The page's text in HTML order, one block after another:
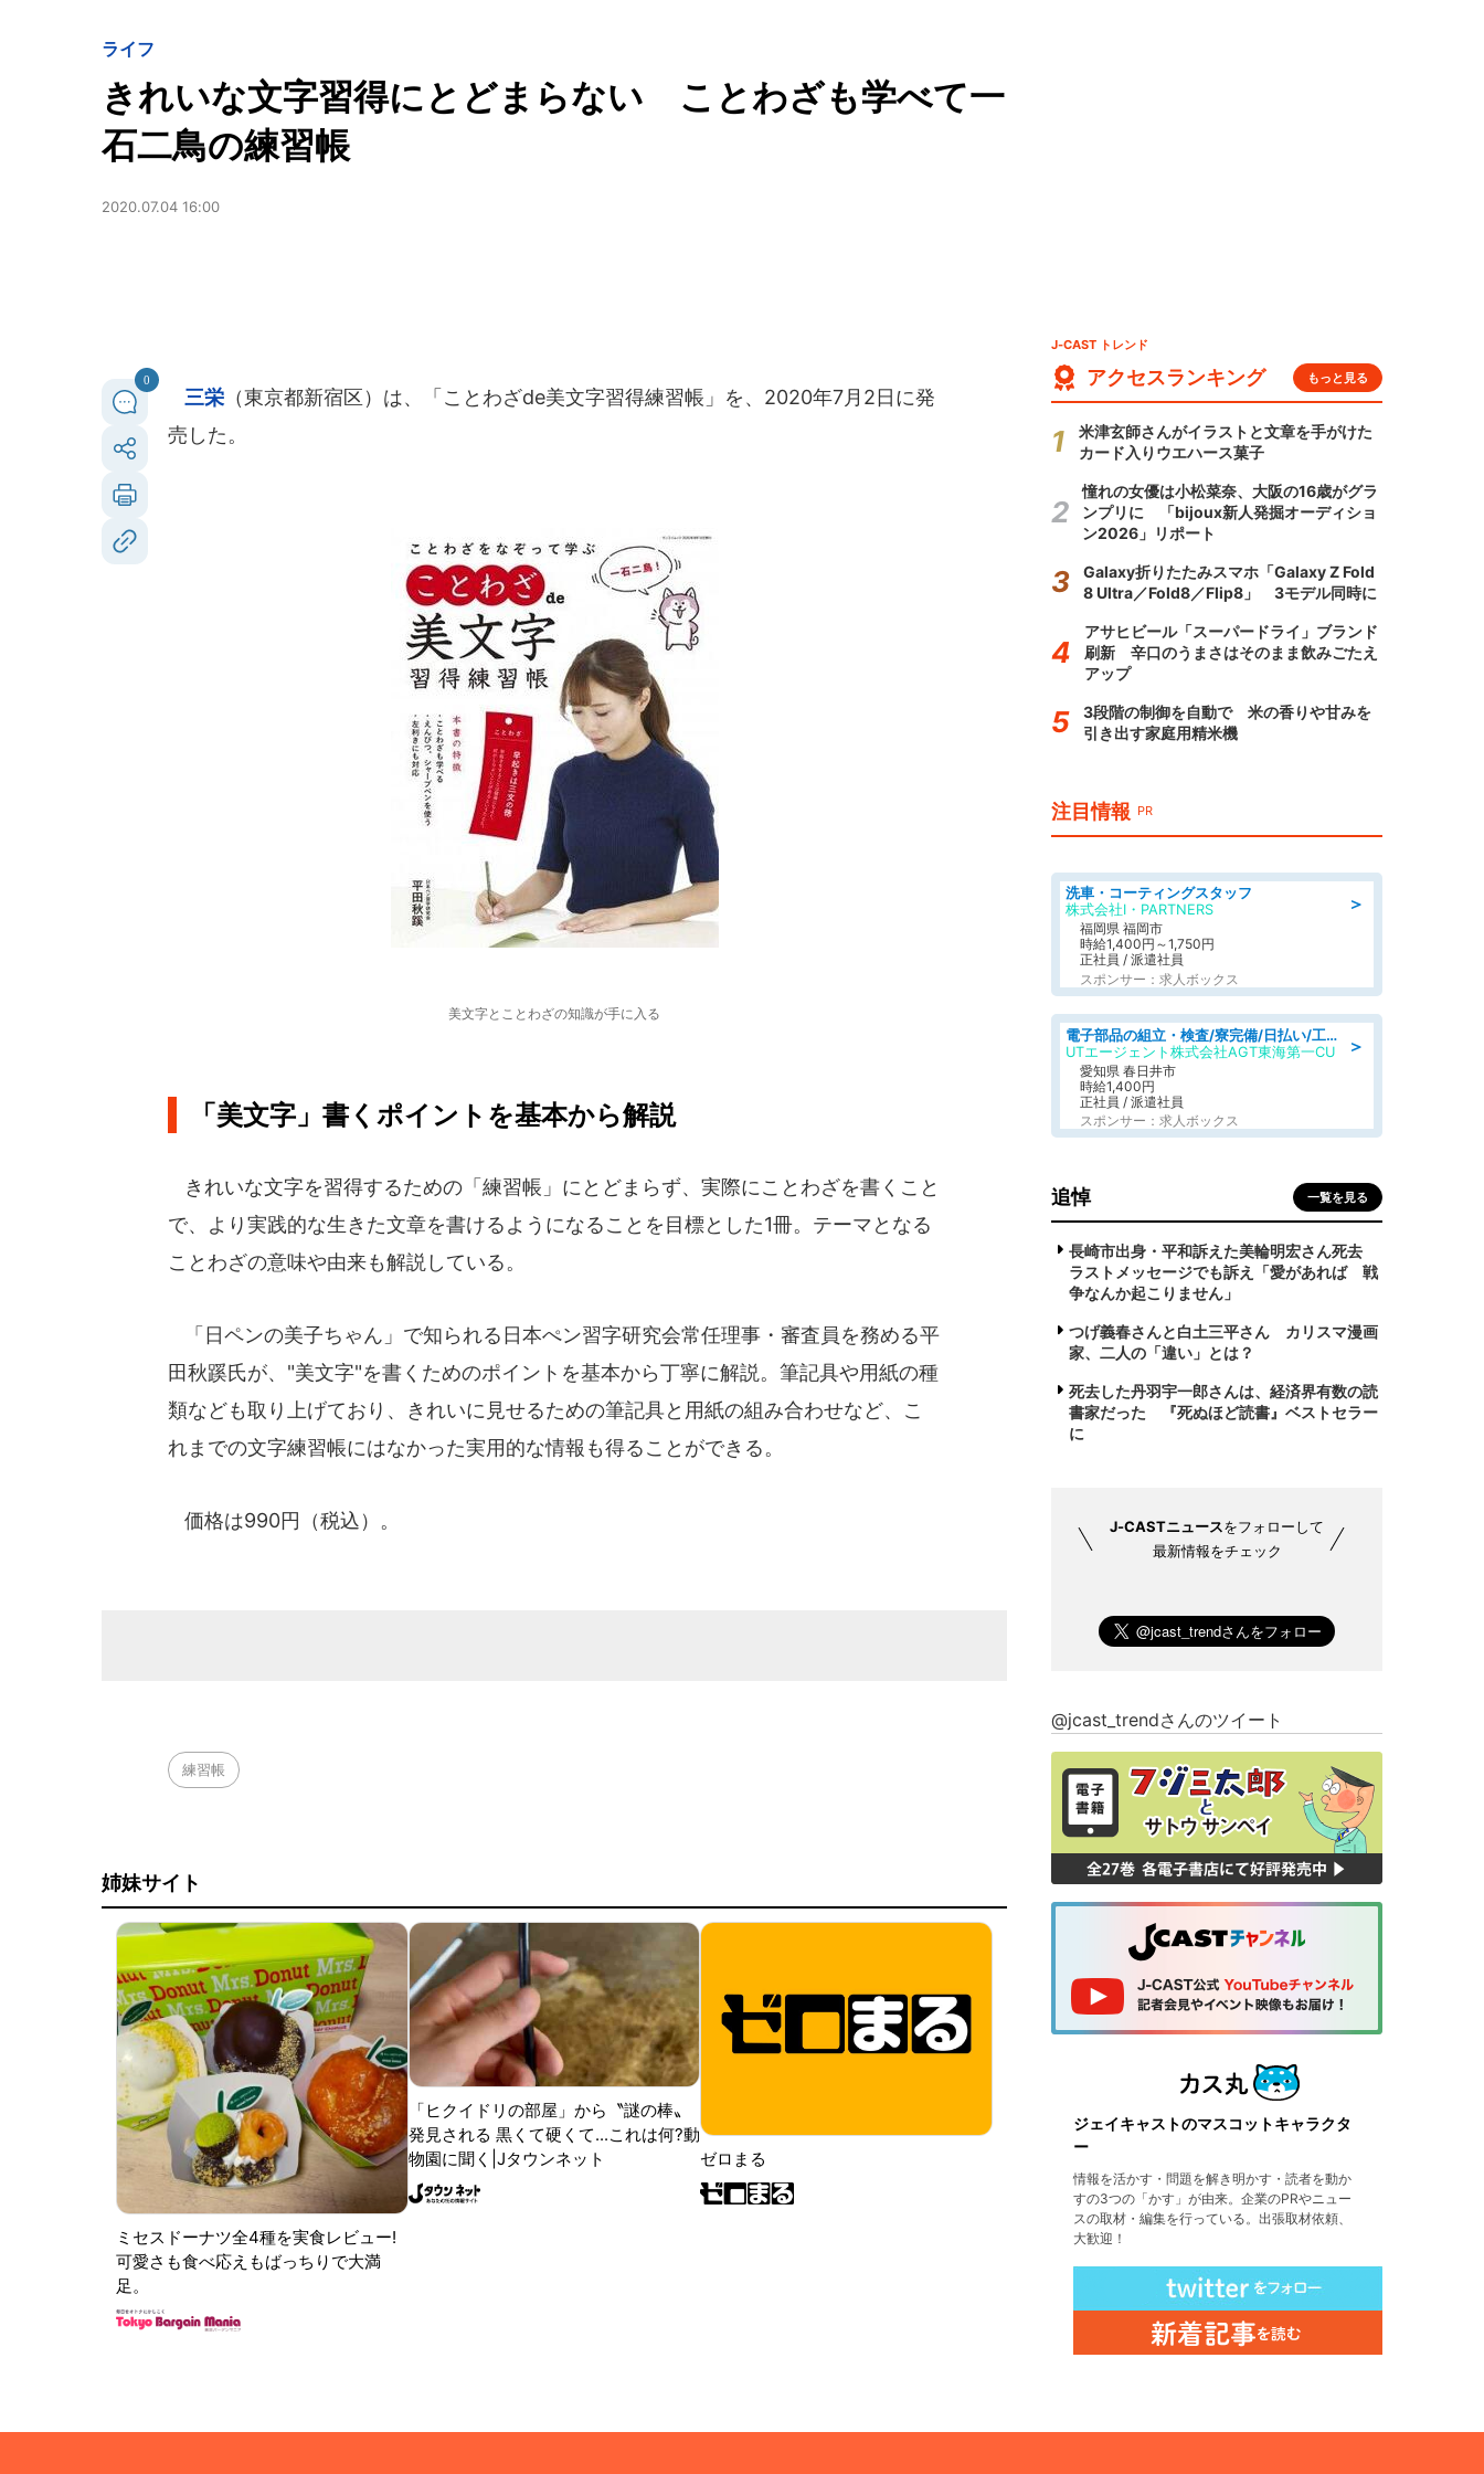
ライフ
きれいな文字習得にとどまらない ことわざも学べて一
石二鳥の練習帳
2020.07.04 16:00
0
三栄 （東京都新宿区）は、「ことわざde美文字習得練習帳」を、2020年7月2日に発
売した。
美文字とことわざの知識が手に入る
「美文字」書くポイントを基本から解説
きれいな文字を習得するための「練習帳」にとどまらず、実際にことわざを書くこと
で、より実践的な生きた文章を書けるようになることを目標とした1冊。テーマとなる
ことわざの意味や由来も解説している。
「日ペンの美子ちゃん」で知られる日本ぺン習字研究会常任理事・審査員を務める平
田秋蹊氏が、"美文字"を書くためのポイントを基本から丁寧に解説。筆記具や用紙の種
類なども取り上げており、きれいに見せるための筆記具と用紙の組み合わせなど、こ
れまでの文字練習帳にはなかった実用的な情報も得ることができる。
価格は990円（税込）。
練習帳
姉妹サイト
ミセスドーナツ全4種を実食レビュー!
可愛さも食べ応えもばっちりで大満
足。
「ヒクイドリの部屋」から〝謎の棒〟
発見される 黒くて硬くて...これは何?動
物園に聞く|Jタウンネット
ゼロまる
J-CAST トレンド
アクセスランキング もっと見る
米津玄師さんがイラストと文章を手がけた
カード入りウエハース菓子
憧れの女優は小松菜奈、大阪の16歳がグラ
ンプリに 「bijoux新人発掘オーディショ
ン2026」リポート
Galaxy折りたたみスマホ「Galaxy Z Fold
8 Ultra／Fold8／Flip8」 3モデル同時に
アサヒビール「スーパードライ」ブランド
刷新 辛口のうまさはそのまま飲みごたえ
アップ
3段階の制御を自動で 米の香りや甘みを
引き出す家庭用精米機
注目情報 PR
＞
洗車・コーティングスタッフ
株式会社I・PARTNERS
福岡県 福岡市
時給1,400円～1,750円
正社員 / 派遣社員
スポンサー：求人ボックス
＞
電子部品の組立・検査/寮完備/日払い/工場・製造
UTエージェント株式会社AGT東海第一CU
愛知県 春日井市
時給1,400円
正社員 / 派遣社員
スポンサー：求人ボックス
追悼 一覧を見る
長崎市出身・平和訴えた美輪明宏さん死去
ラストメッセージでも訴え「愛があれば 戦
争なんか起こりません」
つげ義春さんと白土三平さん カリスマ漫画
家、二人の「違い」とは？
死去した丹羽宇一郎さんは、経済界有数の読
書家だった 『死ぬほど読書』ベストセラー
に
J-CASTニュースをフォローして
最新情報をチェック
@jcast_trendさんのツイート
ジェイキャストのマスコットキャラクタ
ー
情報を活かす・問題を解き明かす・読者を動か
すの3つの「かす」が由来。企業のPRやニュー
スの取材・編集を行っている。出張取材依頼、
大歓迎！